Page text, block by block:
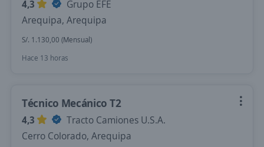
4,3
Grupo EFE
Arequipa, Arequipa
S/. 1.130,00 (Mensual)
Hace 13 horas
Técnico Mecánico T2
4,3
Tracto Camiones U.S.A.
Cerro Colorado, Arequipa